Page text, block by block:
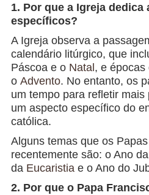
1. Por que a Igreja dedica
específicos?
A Igreja observa a
calendário litúrgico, que
Páscoa e o Natal , e épocas
o Advento. No entanto, os
um tempo para refletir
um aspecto específico do
católica.
Alguns temas que os
recentemente são: o Ano
da Eucaristiae o Ano do
2. Por que o Papa